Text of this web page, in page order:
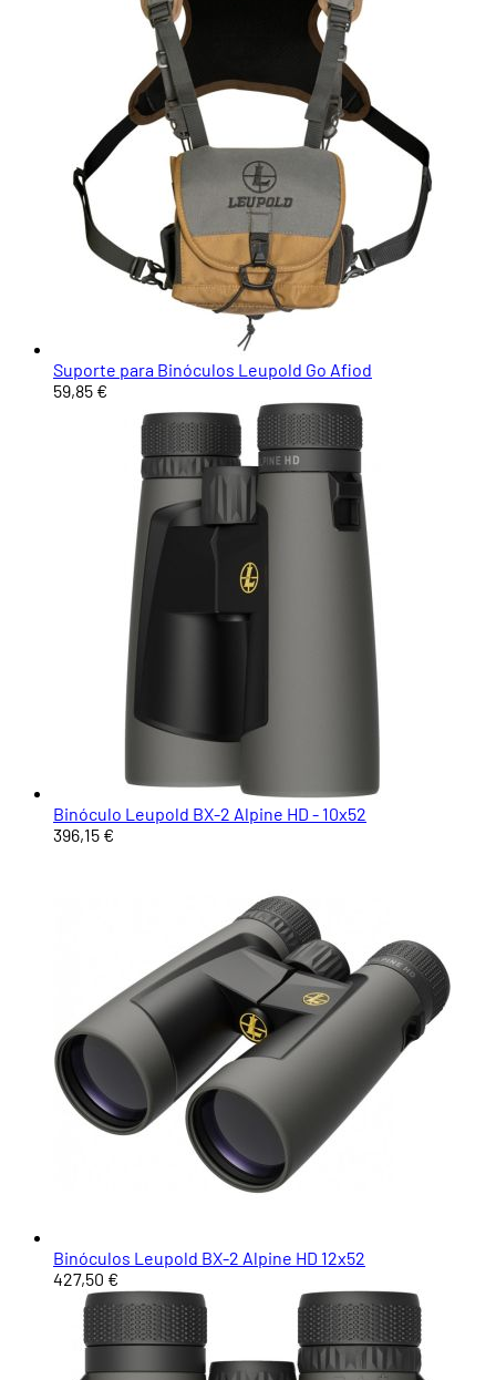
Suporte para Binóculos Leupold Go Afiod
59,85 €
Binóculo Leupold BX-2 Alpine HD - 10x52
396,15 €
Binóculos Leupold BX-2 Alpine HD 12x52
427,50 €